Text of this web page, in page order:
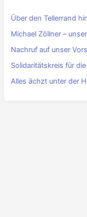
Über den Tellerrand
Michael Zöllner –
Nachruf auf unser
Solidaritätskreis für
Alles ächzt unter der